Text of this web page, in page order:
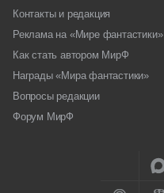
Контакты и редакция
Реклама на «Мире фантастики»
Как стать автором МирФ
Награды «Мира фантастики»
Вопросы редакции
Форум МирФ